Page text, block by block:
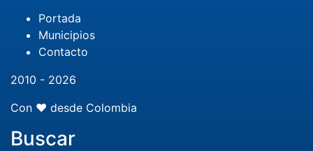
Portada
Municipios
Contacto
2010 - 2026
Con ❤️ desde Colombia
Buscar